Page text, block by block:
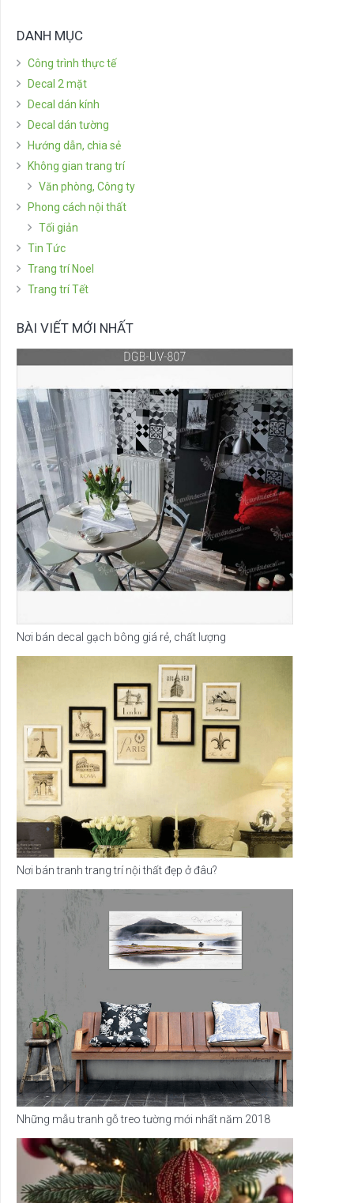
DANH MỤC
Công trình thực tế
Decal 2 mặt
Decal dán kính
Decal dán tường
Hướng dẫn, chia sẻ
Không gian trang trí
Văn phòng, Công ty
Phong cách nội thất
Tối giản
Tin Tức
Trang trí Noel
Trang trí Tết
BÀI VIẾT MỚI NHẤT
Nơi bán decal gạch bông giá rẻ, chất lượng
Nơi bán tranh trang trí nội thất đẹp ở đâu?
Những mẫu tranh gỗ treo tường mới nhất năm 2018